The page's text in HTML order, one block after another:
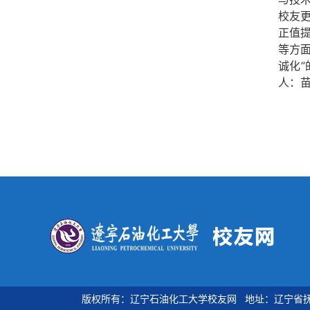
校友
正值
等方
诚化”
人：
版权所有：辽宁石油化工大学校友网 地址：辽宁省